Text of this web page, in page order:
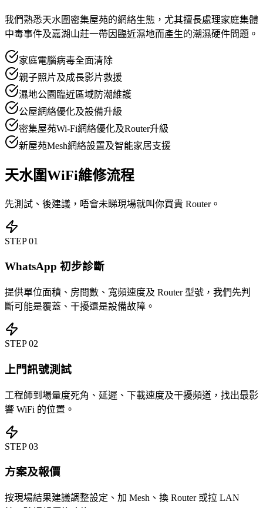
我們熟悉天水圍密集屋苑的網絡生態，尤其擅長處理家庭集體
中毒事件及嘉湖山莊一帶因臨近濕地而產生的潮濕硬件問題。
家庭電腦病毒全面清除
親子照片及成長影片救援
濕地公園臨近區域防潮維護
公屋網絡優化及設備升級
密集屋苑Wi-Fi網絡優化及Router升級
新屋苑Mesh網絡設置及智能家居支援
天水圍WiFi維修流程
先測試、後建議，唔會未睇現場就叫你買貴 Router。
STEP01
WhatsApp 初步診斷
提供單位面積、房間數、寬頻速度及 Router 型號，我們先判
斷可能是覆蓋、干擾還是設備故障。
STEP02
上門訊號測試
工程師到場量度死角、延遲、下載速度及干擾頻道，找出最影
響 WiFi 的位置。
STEP03
方案及報價
按現場結果建議調整設定、加 Mesh、換 Router 或拉 LAN